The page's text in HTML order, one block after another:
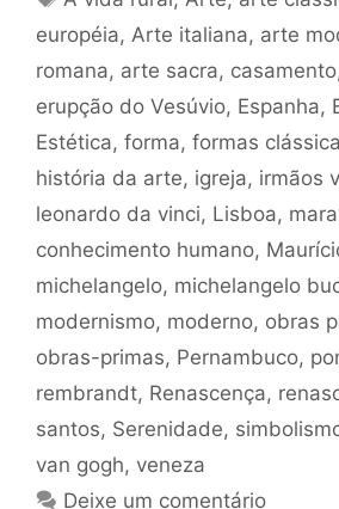
européia, Arte italiana, arte
romana, arte sacra, casamento
erupção do Vesúvio, Espanha,
Estética, forma, formas
história da arte, igreja, irmãos
leonardo da vinci, Lisboa,
conhecimento humano,
michelangelo, michelangelo
modernismo, moderno, obras
obras-primas, Pernambuco,
rembrandt, Renascença,
santos, Serenidade,
van gogh, veneza
Deixe um comentário